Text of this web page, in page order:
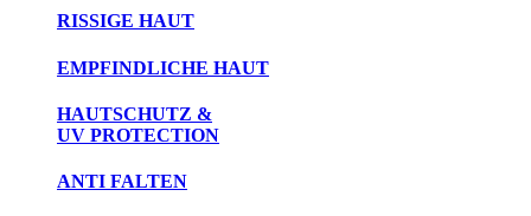
RISSIGE HAUT
EMPFINDLICHE HAUT
HAUTSCHUTZ &
UV PROTECTION
ANTI FALTEN